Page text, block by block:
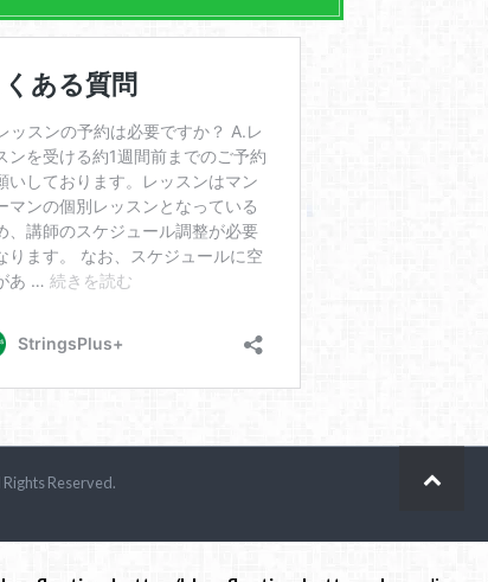
Rights Reserved.